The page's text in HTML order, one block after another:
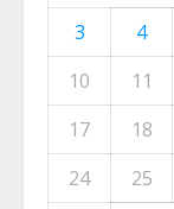
3
4
10
11
17
18
24
25